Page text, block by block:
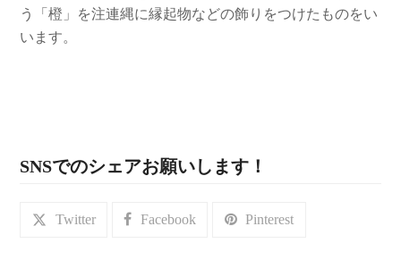
う「橙」を注連縄に縁起物などの飾りをつけたものをい
います。
SNSでのシェアお願いします！
Twitter Facebook Pinterest